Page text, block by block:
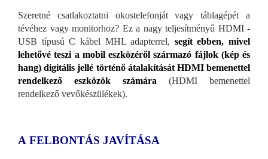
Szeretné csatlakoztatni okostelefonját vagy táblagépét a
tévéhez vagy monitorhoz? Ez a nagy teljesítményű HDMI -
USB típusú C kábel MHL adapterrel, segít ebben, mivel
lehetővé teszi a mobil eszközéről származó fájlok (kép és
hang) digitális jellé történő átalakítását HDMI bemenettel
rendelkező eszközök számára (HDMI bemenettel
rendelkező vevőkészülékek).
A FELBONTÁS JAVÍTÁSA